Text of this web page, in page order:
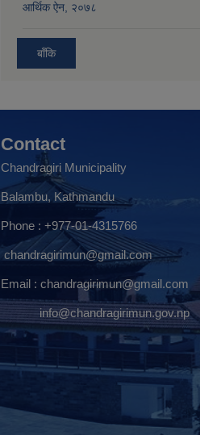
आर्थिक ऐन, २०७८
बाँकि
Contact
Chandragiri Municipality
Balambu, Kathmandu
Phone : +977-01-4315766
chandragirimun@gmail.com
Email : chandragirimun@gmail.com
info@chandragirimun.gov.np